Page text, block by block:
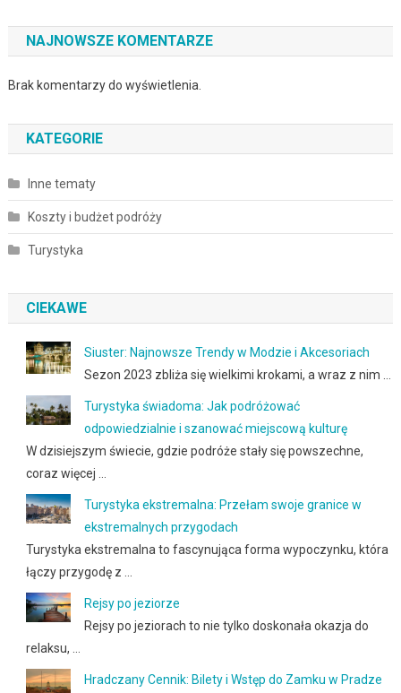
NAJNOWSZE KOMENTARZE
Brak komentarzy do wyświetlenia.
KATEGORIE
Inne tematy
Koszty i budżet podróży
Turystyka
CIEKAWE
Siuster: Najnowsze Trendy w Modzie i Akcesoriach
Sezon 2023 zbliża się wielkimi krokami, a wraz z nim …
Turystyka świadoma: Jak podróżować
odpowiedzialnie i szanować miejscową kulturę
W dzisiejszym świecie, gdzie podróże stały się powszechne,
coraz więcej …
Turystyka ekstremalna: Przełam swoje granice w
ekstremalnych przygodach
Turystyka ekstremalna to fascynująca forma wypoczynku, która
łączy przygodę z …
Rejsy po jeziorze
Rejsy po jeziorach to nie tylko doskonała okazja do
relaksu, …
Hradczany Cennik: Bilety i Wstęp do Zamku w Pradze